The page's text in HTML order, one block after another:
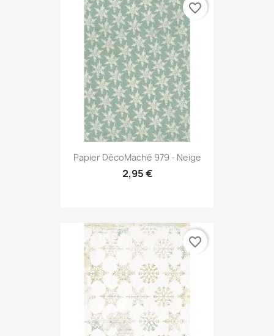
Papier DécoMaché 979 - Neige
2,95 €
favorite_border
favorite_border